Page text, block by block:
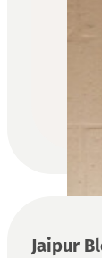
Jaipur